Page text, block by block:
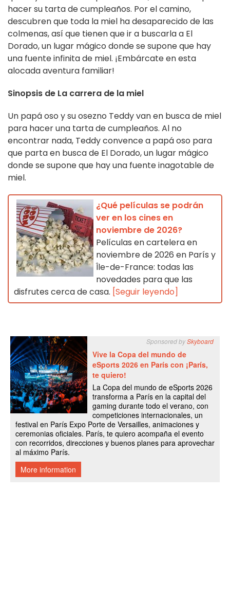
hacer su tarta de cumpleaños. Por el camino,
descubren que toda la miel ha desaparecido de las
colmenas, así que tienen que ir a buscarla a El
Dorado, un lugar mágico donde se supone que hay
una fuente infinita de miel. ¡Embárcate en esta
alocada aventura familiar!
Sinopsis de La carrera de la miel
Un papá oso y su osezno Teddy van en busca de miel
para hacer una tarta de cumpleaños. Al no
encontrar nada, Teddy convence a papá oso para
que parta en busca de El Dorado, un lugar mágico
donde se supone que hay una fuente inagotable de
miel.
¿Qué películas se podrán
ver en los cines en
noviembre de 2026?
Películas en cartelera en
noviembre de 2026 en París y
Île-de-France: todas las
novedades para que las
disfrutes cerca de casa. [Seguir leyendo]